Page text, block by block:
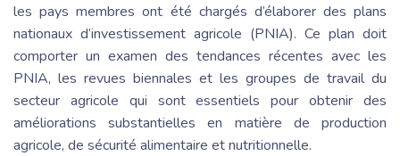
les pays membres ont été chargés d’élaborer des plans
nationaux d’investissement agricole (PNIA). Ce plan doit
comporter un examen des tendances récentes avec les
PNIA, les revues biennales et les groupes de travail du
secteur agricole qui sont essentiels pour obtenir des
améliorations substantielles en matière de production
agricole, de sécurité alimentaire et nutritionnelle.